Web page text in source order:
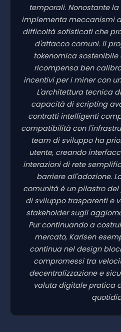
temporali. Nonostante
implementa meccanismi
difficoltà sofisticati che
d'attacco comuni. Il
tokenomica sostenibile
ricompensa ben
incentivi per i miner con
L'architettura tecnica
capacità di scripting
contratti intelligenti
compatibilità con
team di sviluppo ha
utente, creando
interazioni di rete
barriere all'adozione.
comunità è un pilastro
di sviluppo trasparenti e
stakeholder sugli
Pur continuando a
mercato, Karlsen
continua nel design
compromessi tra
decentralizzazione e
valuta digitale pratica